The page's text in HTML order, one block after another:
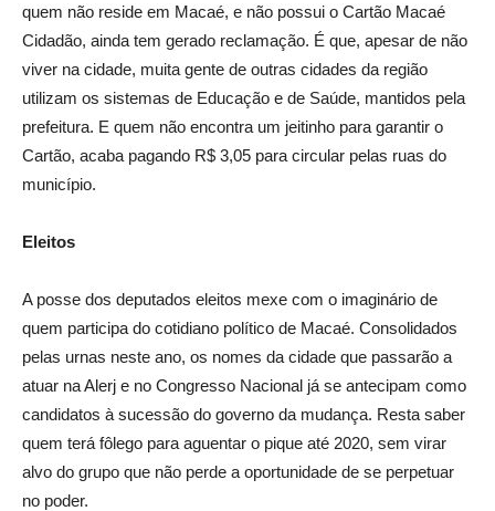
quem não reside em Macaé, e não possui o Cartão Macaé
Cidadão, ainda tem gerado reclamação. É que, apesar de não
viver na cidade, muita gente de outras cidades da região
utilizam os sistemas de Educação e de Saúde, mantidos pela
prefeitura. E quem não encontra um jeitinho para garantir o
Cartão, acaba pagando R$ 3,05 para circular pelas ruas do
município.
Eleitos
A posse dos deputados eleitos mexe com o imaginário de
quem participa do cotidiano político de Macaé. Consolidados
pelas urnas neste ano, os nomes da cidade que passarão a
atuar na Alerj e no Congresso Nacional já se antecipam como
candidatos à sucessão do governo da mudança. Resta saber
quem terá fôlego para aguentar o pique até 2020, sem virar
alvo do grupo que não perde a oportunidade de se perpetuar
no poder.